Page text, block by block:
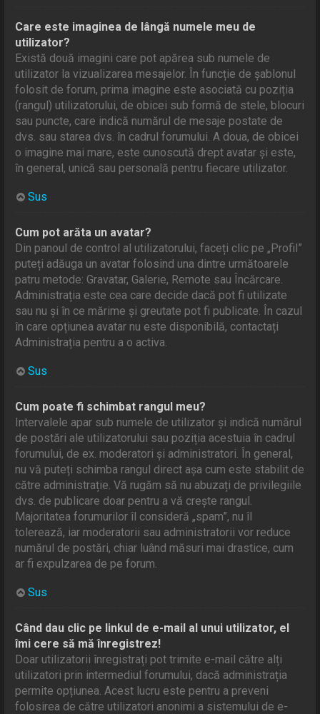
Care este imaginea de lângă numele meu de
utilizator?
Există două imagini care pot apărea sub numele de
utilizator la vizualizarea mesajelor. În funcție de șablonul
folosit de forum, prima imagine este asociată cu poziția
(rangul) utilizatorului, de obicei sub formă de stele, blocuri
sau puncte, care indică numărul de mesaje postate de
dvs. sau starea dvs. în cadrul forumului. A doua, de obicei
o imagine mai mare, este cunoscută drept avatar și este,
în general, unică sau personală pentru fiecare utilizator.
Sus
Cum pot arăta un avatar?
Din panoul de control al utilizatorului, faceți clic pe „Profil”
puteți adăuga un avatar folosind una dintre următoarele
patru metode: Gravatar, Galerie, Remote sau Încărcare.
Administrația este cea care decide dacă pot fi utilizate
sau nu și în ce mărime și greutate pot fi publicate. În cazul
în care opțiunea avatar nu este disponibilă, contactați
Administrația pentru a o activa.
Sus
Cum poate fi schimbat rangul meu?
Intervalele apar sub numele de utilizator și indică numărul
de postări ale utilizatorului sau poziția acestuia în cadrul
forumului, de ex. moderatori și administratori. În general,
nu vă puteți schimba rangul direct așa cum este stabilit de
către administrație. Vă rugăm să nu abuzați de privilegiile
dvs. de publicare doar pentru a vă crește rangul.
Majoritatea forumurilor îl consideră „spam”, nu îl
tolerează, iar moderatorii sau administratorii vor reduce
numărul de postări, chiar luând măsuri mai drastice, cum
ar fi expulzarea de pe forum.
Sus
Când dau clic pe linkul de e-mail al unui utilizator, el
îmi cere să mă înregistrez!
Doar utilizatorii înregistrați pot trimite e-mail către alți
utilizatori prin intermediul forumului, dacă administrația
permite opțiunea. Acest lucru este pentru a preveni
folosirea de către utilizatori anonimi a sistemului de e-